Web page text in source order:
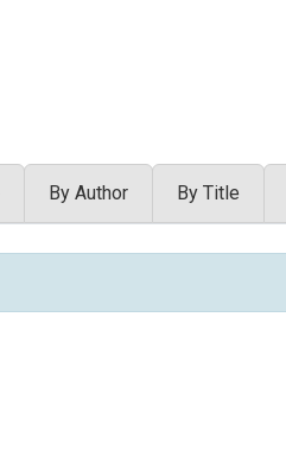
By Author By Title